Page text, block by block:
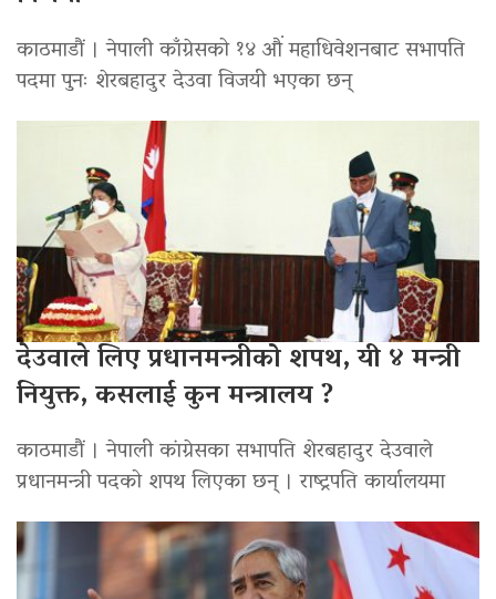
काठमाडौं । नेपाली काँग्रेसको १४ औं महाधिवेशनबाट सभापति
पदमा पुनः शेरबहादुर देउवा विजयी भएका छन्
देउवाले लिए प्रधानमन्त्रीको शपथ, यी ४ मन्त्री
नियुक्त, कसलाई कुन मन्त्रालय ?
काठमाडौं । नेपाली कांग्रेसका सभापति शेरबहादुर देउवाले
प्रधानमन्त्री पदको शपथ लिएका छन् । राष्ट्रपति कार्यालयमा